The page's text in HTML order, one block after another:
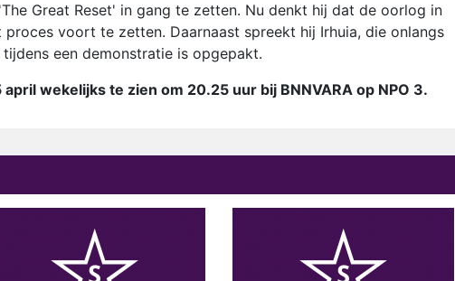
Great Reset' in gang te zetten. Nu denkt hij dat de oorlog in
voort te zetten. Daarnaast spreekt hij Irhuia, die onlangs
een demonstratie is opgepakt.
wekelijks te zien om 20.25 uur bij BNNVARA op NPO 3.